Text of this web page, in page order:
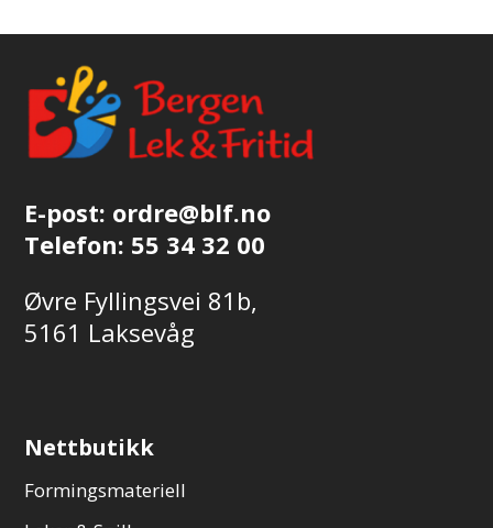
E-post: ordre@blf.no
Telefon: 55 34 32 00
Øvre Fyllingsvei 81b,
5161 Laksevåg
Nettbutikk
Formingsmateriell